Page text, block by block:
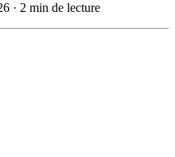
· 2 min de lecture